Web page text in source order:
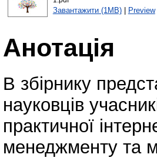
Завантажити (1MB)| Preview
Анотація
В збірнику
науковців
практичної
менеджменту та